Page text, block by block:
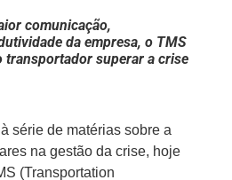
comunicação,
da empresa, o TMS
transportador superar a crise
série de matérias sobre a
na gestão da crise, hoje
(Transportation